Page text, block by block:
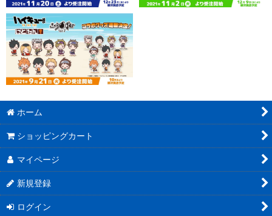
ホーム
ショッピングカート
マイページ
新規登録
ログイン